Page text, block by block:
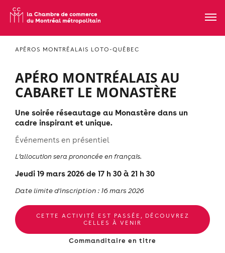
APÉROS MONTRÉALAIS LOTO-QUÉBEC
APÉRO MONTRÉALAIS AU
CABARET LE MONASTÈRE
Une soirée réseautage au Monastère dans un
cadre inspirant et unique.
Événements en présentiel
L’allocution sera prononcée en français.
Jeudi 19 mars 2026 de 17 h 30 à 21 h 30
Date limite d'inscription : 16 mars 2026
CETTE ACTIVITÉ EST PASSÉE, DÉCOUVREZ
CELLES À VENIR
Commanditaire en titre